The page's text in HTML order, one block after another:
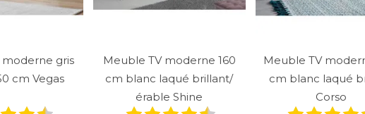
moderne gris
cm Vegas
Meuble TV moderne 160
cm blanc laqué brillant/
érable Shine
Meuble TV
cm blanc laqué
Corso